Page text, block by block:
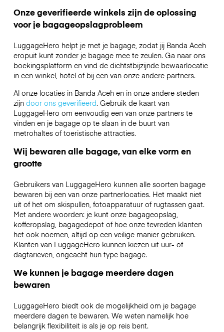
Onze geverifieerde winkels zijn de oplossing
voor je bagageopslagprobleem
LuggageHero helpt je met je bagage, zodat jij Banda Aceh
eropuit kunt zonder je bagage mee te zeulen. Ga naar ons
boekingsplatform en vind de dichtstbijzijnde bewaarlocatie
in een winkel, hotel of bij een van onze andere partners.
Al onze locaties in Banda Aceh en in onze andere steden
zijn door ons geverifieerd. Gebruik de kaart van
LuggageHero om eenvoudig een van onze partners te
vinden en je bagage op te slaan in de buurt van
metrohaltes of toeristische attracties.
Wij bewaren alle bagage, van elke vorm en
grootte
Gebruikers van LuggageHero kunnen alle soorten bagage
bewaren bij een van onze partnerlocaties. Het maakt niet
uit of het om skispullen, fotoapparatuur of rugtassen gaat.
Met andere woorden: je kunt onze bagageopslag,
kofferopslag, bagagedepot of hoe onze tevreden klanten
het ook noemen, altijd op een veilige manier gebruiken.
Klanten van LuggageHero kunnen kiezen uit uur- of
dagtarieven, ongeacht hun type bagage.
We kunnen je bagage meerdere dagen
bewaren
LuggageHero biedt ook de mogelijkheid om je bagage
meerdere dagen te bewaren. We weten namelijk hoe
belangrijk flexibiliteit is als je op reis bent.